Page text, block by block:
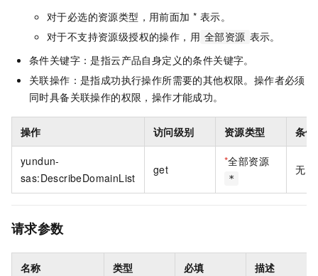
对于必选的资源类型，用前面加 * 表示。
对于不支持资源级授权的操作，用 全部资源 表示。
条件关键字：是指云产品自身定义的条件关键字。
关联操作：是指成功执行操作所需要的其他权限。操作者必须
同时具备关联操作的权限，操作才能成功。
操作 访问级别 资源类型 条
yundun-
sas:DescribeDomainList
get
*全部资源
*
无
请求参数
名称 类型 必填 描述